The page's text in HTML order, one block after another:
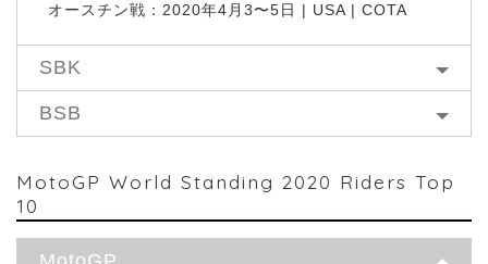
オースチン戦：2020年4月3〜5日 | USA | COTA
SBK
BSB
MotoGP World Standing 2020 Riders Top
10